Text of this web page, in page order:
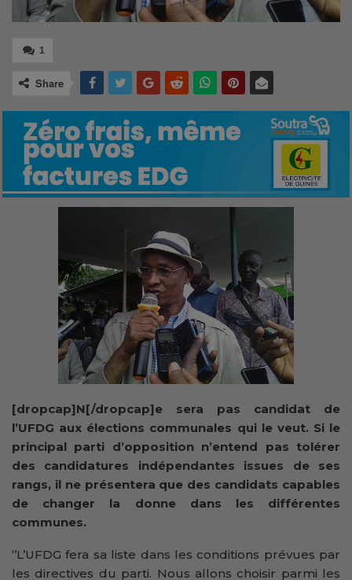
1
Share
[dropcap]N[/dropcap]e sera pas candidat de
l’UFDG aux élections communales qui le veut. Si le
principal parti d’opposition n’entend pas tolérer
des candidatures indépendantes issues de ses
rangs, il ne présentera que des candidats capables
de changer la donne dans les différentes
communes.
‘’L’UFDG fera sa liste dans les conditions prévues par
les directives du parti. Nous allons choisir parmi les